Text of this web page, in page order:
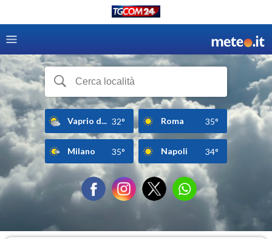
Vaprio d... 32° Roma 35°
Milano 35° Napoli 34°